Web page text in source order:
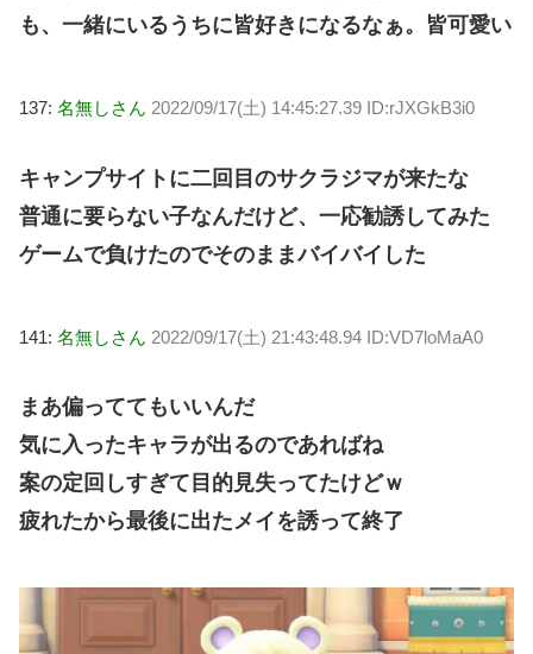
も、一緒にいるうちに皆好きになるなぁ。皆可愛い
137: 名無しさん 2022/09/17(土) 14:45:27.39 ID:rJXGkB3i0
キャンプサイトに二回目のサクラジマが来たな
普通に要らない子なんだけど、一応勧誘してみた
ゲームで負けたのでそのままバイバイした
141: 名無しさん 2022/09/17(土) 21:43:48.94 ID:VD7loMaA0
まあ偏っててもいいんだ
気に入ったキャラが出るのであればね
案の定回しすぎて目的見失ってたけどｗ
疲れたから最後に出たメイを誘って終了